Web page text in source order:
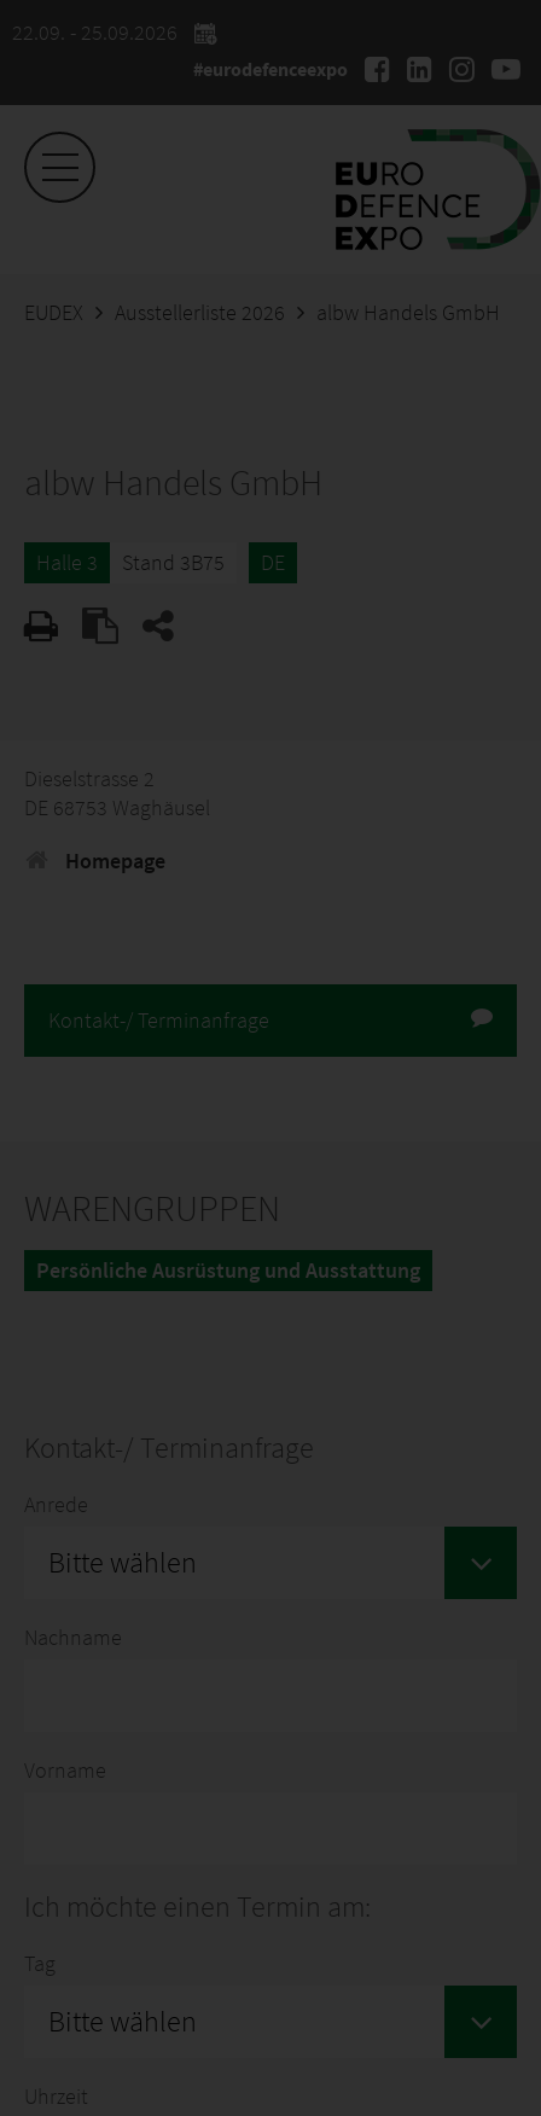
22.09. - 25.09.2026
#eurodefenceexpo
EUDEX Ausstellerliste 2026 albw Handels GmbH
albw Handels GmbH
Halle 3 Stand 3B75 DE
Dieselstrasse 2
DE 68753 Waghäusel
Homepage
Kontakt-/ Terminanfrage
WARENGRUPPEN
Persönliche Ausrüstung und Ausstattung
Kontakt-/ Terminanfrage
Anrede
Bitte wählen
Nachname
Vorname
Ich möchte einen Termin am:
Tag
Bitte wählen
Uhrzeit